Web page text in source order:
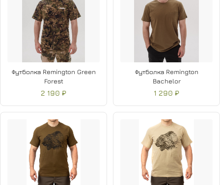
Футболка Remington Green
Forest
2 190 ₽
Футболка Remington
Bachelor
1 290 ₽